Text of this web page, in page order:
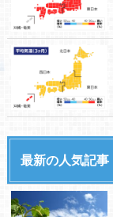
最新の人気記事